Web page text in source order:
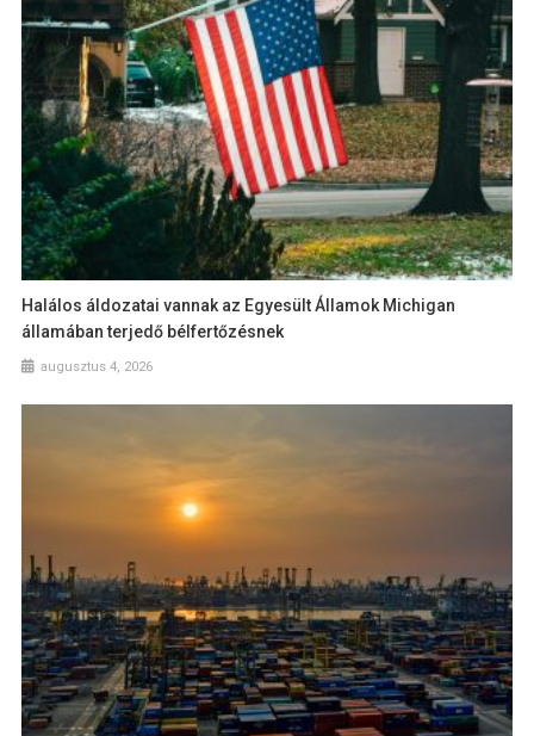
Halálos áldozatai vannak az Egyesült Államok Michigan
államában terjedő bélfertőzésnek
augusztus 4, 2026